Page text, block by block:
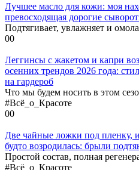
Лучшее масло для кожи: моя
превосходящая дорогие
Подтягивает, увлажняет и
00
Леггинсы с жакетом и капри
осенних трендов 2026 года:
на гардероб
Что мы будем носить в этом
#Всё_о_Красоте
00
Две чайные ложки под пленку,
будто возродилась: брыли
Простой состав, полная
#Всё_о_Красоте